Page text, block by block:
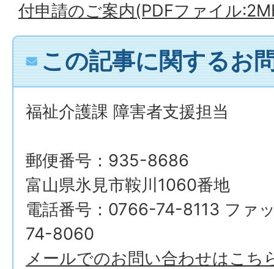
付申請のご案内(PDFファイル
この記事に関するお
福祉介護課 障害者支援担当
郵便番号：935-8686
富山県氷見市鞍川1060番地
電話番号：0766-74-8113 ファ
74-8060
メールでのお問い合わせはこち